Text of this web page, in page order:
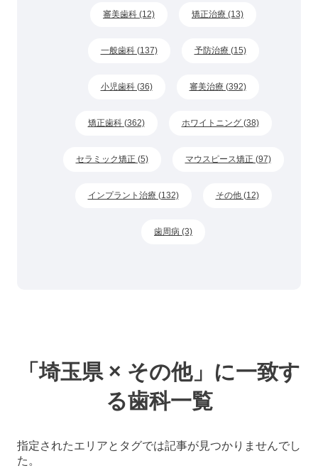
審美歯科 (12) 矯正治療 (13)
一般歯科 (137) 予防治療 (15)
小児歯科 (36) 審美治療 (392)
矯正歯科 (362) ホワイトニング (38)
セラミック矯正 (5) マウスピース矯正 (97)
インプラント治療 (132) その他 (12)
歯周病 (3)
「埼玉県 × その他」に一致す
る歯科一覧
指定されたエリアとタグでは記事が見つかりませんでし
た。